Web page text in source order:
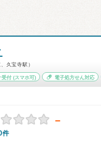
久宝寺駅）
受付(スマホ可) 電子処方せん対応
－
件